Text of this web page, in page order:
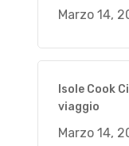
Marzo 14,
Isole Cook
viaggio
Marzo 14,